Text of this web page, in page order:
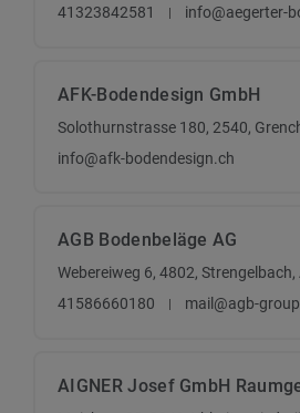
41323842581
info@aegerter-
AFK-Bodendesign GmbH
Solothurnstrasse 180, 2540,
info@afk-bodendesign.ch
AGB Bodenbeläge AG
Webereiweg 6, 4802,
41586660180
mail@agb-
AIGNER Josef GmbH